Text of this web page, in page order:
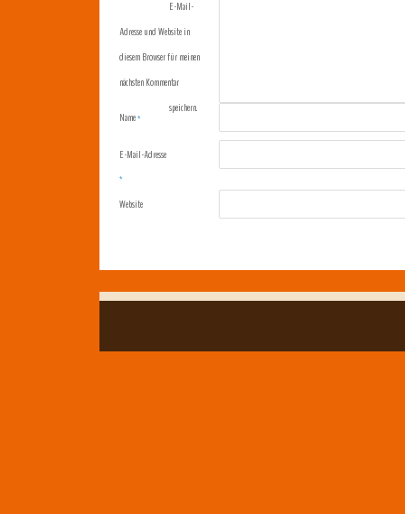
Name*
E-Mail-Adresse
*
Website
E-Mail-
Adresse und Website in
diesem Browser für meinen
nächsten Kommentar
speichern.